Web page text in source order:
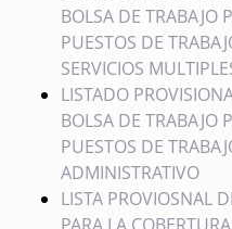
BOLSA DE TRABAJO
PUESTOS DE
SERVICIOS
LISTADO
BOLSA DE TRABAJO
PUESTOS DE
ADMINISTRATIVO
LISTA PROVIOSNAL